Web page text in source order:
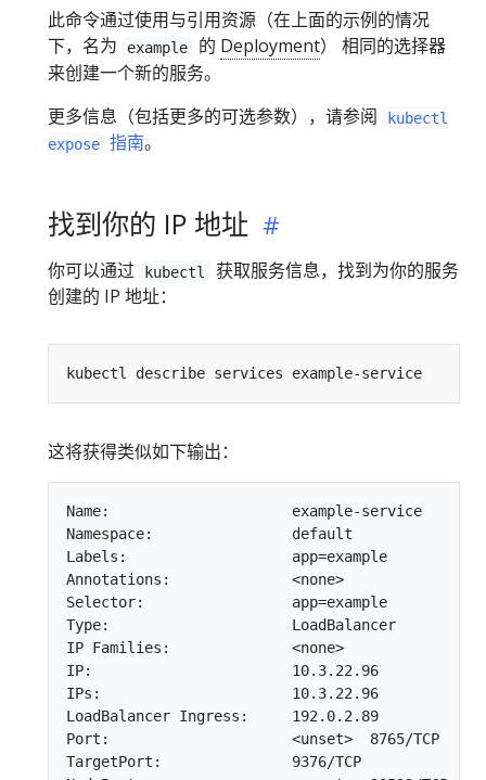
此命令通过使用与引用资源（在上面的示例的情况
下，名为
example 的 Deployment） 相同的选择器
来创建一个新的服务。
更多信息（包括更多的可选参数），请参阅
kubectl
expose 指南。
找到你的 IP 地址
你可以通过 kubectl
获取服务信息，找到为你的服务
创建的 IP 地址：
这将获得类似如下输出：
Name:                     example-service
Namespace:                default
Labels:                   app=example
Annotations:              <none>
Selector:                 app=example
Type:                     LoadBalancer
IP Families:              <none>
IP:                       10.3.22.96
IPs:                      10.3.22.96
LoadBalancer Ingress:     192.0.2.89
Port:                     <unset>  8765/TCP
TargetPort:               9376/TCP